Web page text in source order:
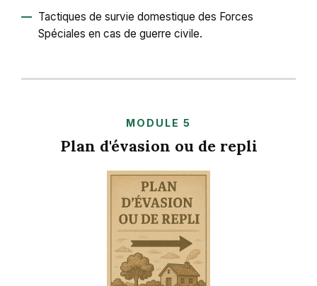
Tactiques de survie domestique des Forces
Spéciales en cas de guerre civile.
MODULE 5
Plan d'évasion ou de repli